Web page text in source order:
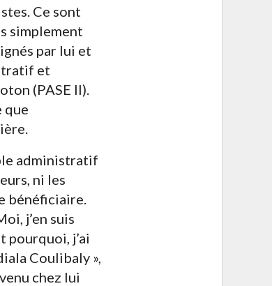
Ce sont
simplement
par lui et
et
(PASE II).
que
administratif
ni les
bénéficiaire.
j’en suis
pourquoi, j’ai
Coulibaly »,
chez lui